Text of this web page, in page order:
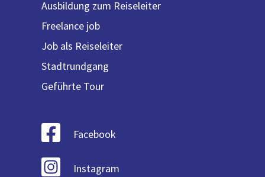
Ausbildung zum Reiseleiter
Freelance job
Job als Reiseleiter
Stadtrundgang
Geführte Tour
Facebook
Instagram